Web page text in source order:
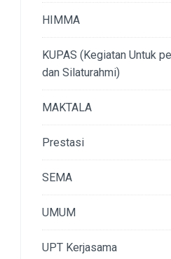
HIMMA
KUPAS (Kegiatan Untuk
dan Silaturahmi)
MAKTALA
Prestasi
SEMA
UMUM
UPT Kerjasama